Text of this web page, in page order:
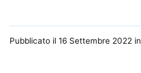
Pubblicato il 16 Settembre 2022 in